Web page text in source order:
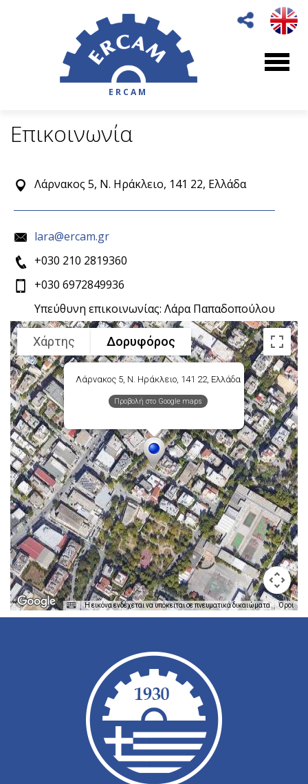
ERCAM
Επικοινωνία
Λάρνακος 5, Ν. Ηράκλειο, 141 22, Ελλάδα
lara@ercam.gr
+030 210 2819360
+030 6972849936
Υπεύθυνη επικοινωνίας: Λάρα Παπαδοπούλου
Λάρνακος 5, Ν. Ηράκλειο, 141 22, Ελλάδα
Προβολή στο Google maps
Χάρτης Δορυφόρος
Η εικόνα ενδέχεται να υπόκειται σε πνευματικά δικαιώματα Όροι